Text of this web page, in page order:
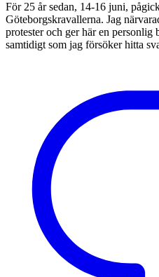
För 25 år sedan, 14-16 juni,
Göteborgskravallerna. Jag
protester och ger här en personlig
samtidigt som jag försöker hitta